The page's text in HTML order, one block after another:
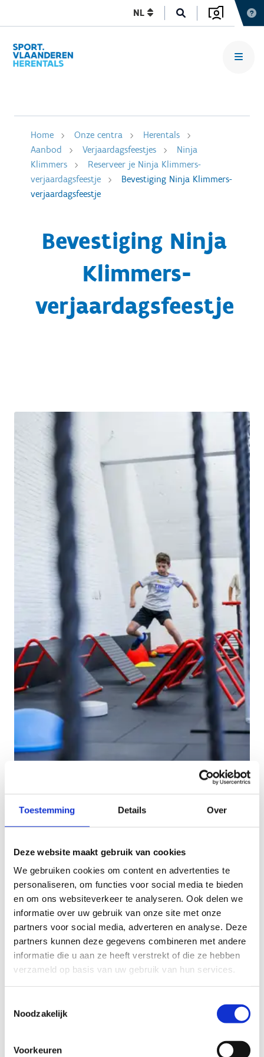
Toestemming Details Over
Deze website maakt gebruik van cookies
We gebruiken cookies om content en advertenties te
personaliseren, om functies voor social media te bieden
en om ons websiteverkeer te analyseren. Ook delen we
informatie over uw gebruik van onze site met onze
partners voor social media, adverteren en analyse. Deze
partners kunnen deze gegevens combineren met andere
informatie die u aan ze heeft verstrekt of die ze hebben
verzameld op basis van uw gebruik van hun services.
Noodzakelijk
Voorkeuren
NL
Home Onze centra
Herentals
Aanbod
Verjaardagsfeestjes
Ninja
Klimmers
Reserveer je Ninja Klimmers-
verjaardagsfeestje
Bevestiging Ninja Klimmers-
verjaardagsfeestje
Bevestiging Ninja
Klimmers-
verjaardagsfeestje
Supertof dat je je verjaardag bij ons komt vieren.
Wij kijken er alvast enorm naar uit ... jij
dagen een mailtje van ons met alle informatie die
je nodig hebt én een betaalverzoek om het feestje
helemaal te bevestigen. Geen mailtje gehad? Neem
contact op metres.herentals@sport.vlaanderen
De betaling van je verjaardagsmaaltijd gebeurt ter
plekke in de cafetaria en zal je dus niet op je
betaalverzoek vinden.
Heb je toch nog een vraag? Aarzel niet om ons te
contacteren.
Tot dan!